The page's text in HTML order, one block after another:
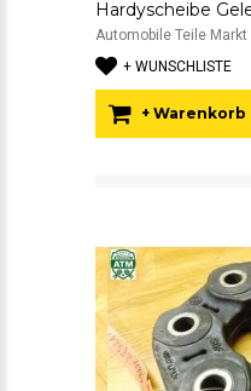
Automobile Teile Markt ..
+ WUNSCHLISTE
+ Warenkorb